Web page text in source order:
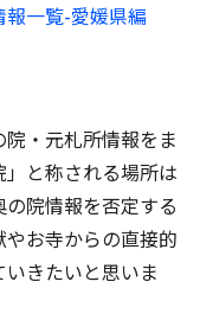
報一覧-愛媛県編
・元札所情報をま
と称される場所は
院情報を否定する
お寺からの直接的
きたいと思いま